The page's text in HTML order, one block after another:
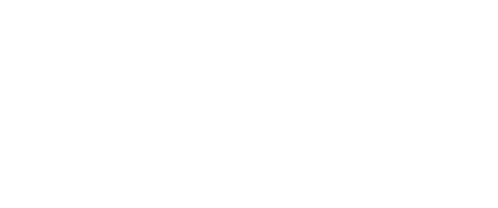
возможностями с рабочих мест из